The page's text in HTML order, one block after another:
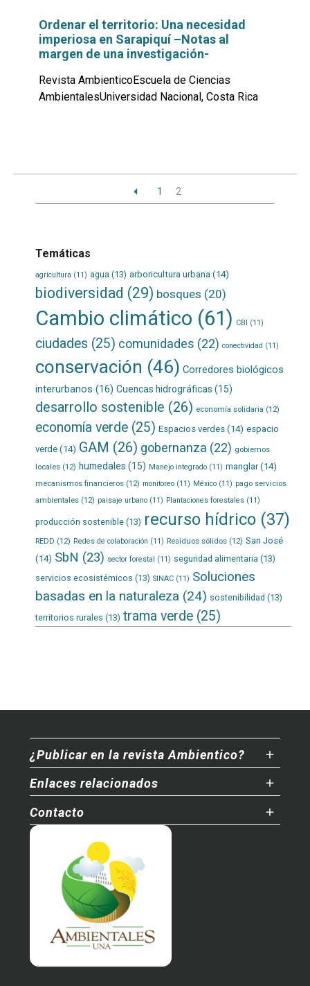
Ordenar el territorio: Una necesidad
imperiosa en Sarapiquí –Notas al
margen de una investigación-
Revista AmbienticoEscuela de Ciencias
AmbientalesUniversidad Nacional, Costa Rica
1 2
Temáticas
agricultura (11) agua (13) arboricultura urbana(14)
biodiversidad (29) bosques (20)
Cambio climático (61) CBI (11)
ciudades (25) comunidades (22) conectividad (11)
conservación (46) Corredores biológicos
interurbanos (16) Cuencas hidrográficas (15)
desarrollo sostenible (26) economía solidaria (12)
economía verde(25) Espacios verdes(14) espacio
verde(14) GAM (26) gobernanza (22) gobiernos
locales(12) humedales (15) Manejo integrado(11) manglar(14)
mecanismos financieros(12) monitoreo(11) México(11) pago servicios
ambientales(12) paisaje urbano(11) Plantaciones forestales(11)
producción sostenible(13) recurso hídrico(37)
REDD (12) Redes de colaboración (11) Residuos sólidos(12) San José
(14) SbN (23) sector forestal (11) seguridad alimentaria (13)
servicios ecosistémicos (13) SINAC(11) Soluciones
basadas en la naturaleza (24) sostenibilidad (13)
territorios rurales (13) trama verde(25)
¿Publicar en la revista Ambientico?
Enlaces relacionados
Contacto